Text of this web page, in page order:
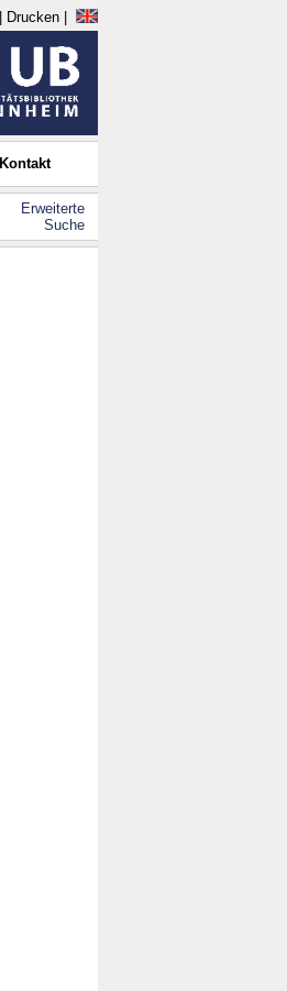
Drucken
Kontakt
Erweiterte
Suche